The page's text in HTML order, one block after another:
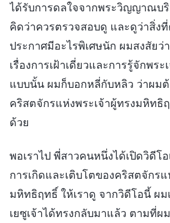
ได้รับการดลใจจากพระวิญญาณบริ
คิดว่าควรตรวจสอบดู และดูว่าสิ่ง
ประกาศมีอะไรพิเศษนัก ผมสงสัยว่
เรื่องการเฝ้าเดี่ยวและการรู้จักพร
แบบนั้น ผมก็บอกหลี่กับหลิว ว่าผม
คริสตจักรแห่งพระเจ้าผู้ทรงมหิทธิ
ด้วย
พอเราไป พี่สาวคนหนึ่งได้เปิดวิดีโ
การเกิดและเติบโตของคริสตจักรแ
มหิทธิฤทธิ์ ให้เราดู จากวิดีโอนี้ ผม
เยซูเจ้าได้ทรงกลับมาแล้ว ตามที่ผ